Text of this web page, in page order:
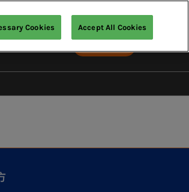
文（繁體） 預訂展位
Cookies Accept All Cookies